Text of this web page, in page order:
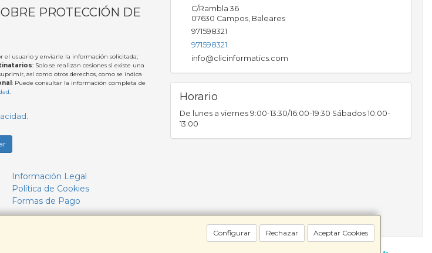
Configurar Rechazar Aceptar Cookies
PROTECCIÓN DE
el usuario y enviarle la información solicitada;
: Solo se realizan cesiones si existe una
así como otros derechos, como se indica
: Puede consultar la información completa de
.
.
Información Legal
Política de Cookies
Formas de Pago
C/Rambla 36
07630 Campos, Baleares
971598321
971598321
info@clicinformatics.com
Horario
De lunes a viernes 9:00-13:30/16:00-19:30 Sábados 10:00-
13:00